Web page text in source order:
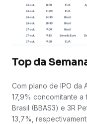
Top da
Com plano de IPO da
17,9% concomitante
Brasil (BBAS3) e 3R
13,7%,